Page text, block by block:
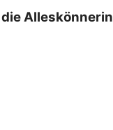
Alleskönnerin